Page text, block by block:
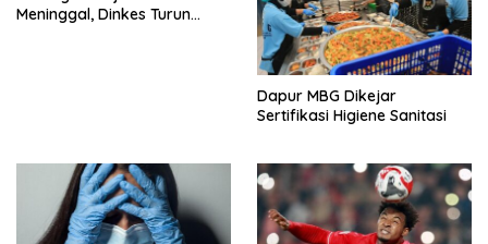
Meninggal, Dinkes Turun
Dapur MBG Dikejar
Sertifikasi Higiene Sanitasi